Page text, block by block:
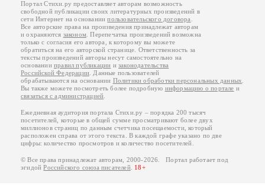
Портал Стихи.ру предоставляет авторам возможность
свободной публикации своих литературных произведений в
сети Интернет на основаниипользовательского договора.
Все авторские права на произведения принадлежат авторам
и охраняются законом. Перепечатка произведений возможна
только с согласия его автора, к которому вы можете
обратиться на его авторской странице. Ответственность за
тексты произведений авторы несут самостоятельно на
основанииправил публикации изаконодательства
Российской Федерации. Данные пользователей
обрабатываются на основании Политики обработки персональных данных.
Вы также можете посмотреть более подробную информацию о портале и
связаться с администрацией.
Ежедневная аудитория портала Стихи.ру – порядка 200 тысяч
посетителей, которые в общей сумме просматривают более двух
миллионов страниц по данным счетчика посещаемости, который
расположен справа от этого текста. В каждой графе указано по две
цифры: количество просмотров и количество посетителей.
© Все права принадлежат авторам, 2000-2026. Портал работает под
эгидойРоссийского союза писателей. 18+